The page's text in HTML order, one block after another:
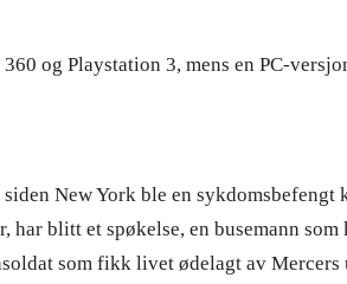
og Playstation 3, mens en PC-
New York ble en
har blitt et spøkelse, en busemann
som fikk livet ødelagt av